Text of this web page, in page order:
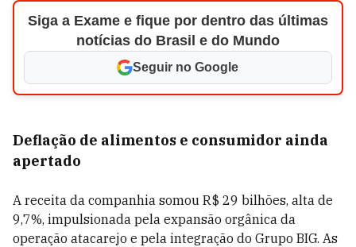
Siga a Exame e fique por dentro das últimas
notícias do Brasil e do Mundo
Seguir no Google
Deflação de alimentos e consumidor ainda
apertado
A receita da companhia somou R$ 29 bilhões, alta de
9,7%, impulsionada pela expansão orgânica da
operação atacarejo e pela integração do Grupo BIG. As